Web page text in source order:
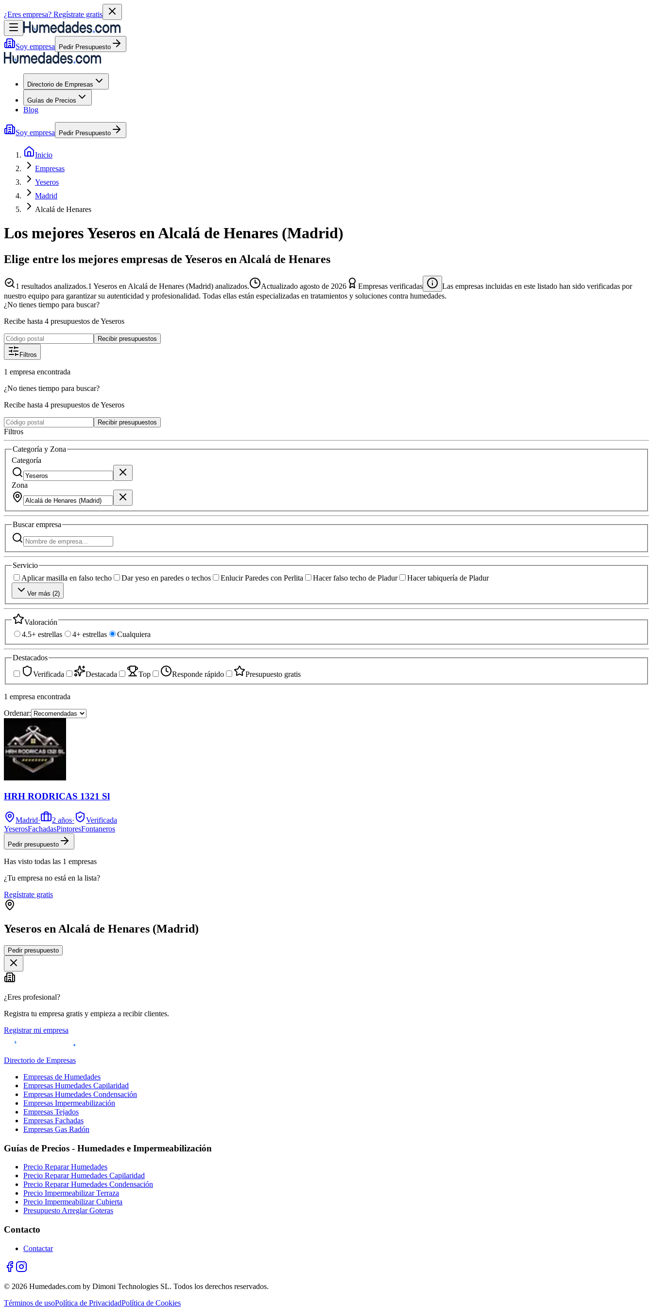
¿Eres empresa? Regístrate gratis
Soy empresa Pedir Presupuesto
Directorio de Empresas
Guías de Precios
Blog
Soy empresa Pedir Presupuesto
Inicio
Empresas
Yeseros
Madrid
Alcalá de Henares
Los mejoresYeseros enAlcalá de Henares (Madrid)
Elige entre los mejores empresas de Yeseros en Alcalá de Henares
1 resultados analizados.1 Yeseros en Alcalá de Henares (Madrid) analizados. Actualizado agosto de 2026 Empresas verificadas
Las empresas incluidas en este listado han sido verificadas por
nuestro equipo para garantizar su autenticidad y profesionalidad. Todas ellas están especializadas en tratamientos y soluciones contra humedades.
¿No tienes tiempo para buscar?
Recibe hasta 4 presupuestos de Yeseros
Recibir presupuestos
Filtros
1 empresa encontrada
¿No tienes tiempo para buscar?
Recibe hasta 4 presupuestos de Yeseros
Recibir presupuestos
Filtros
Categoría y Zona
Categoría
Zona
Buscarempresa
Servicio
Aplicar masilla en falso techo
Dar yeso en paredes o techos Enlucir Paredes con Perlita Hacer falso techo de Pladur Hacer tabiquería de Pladur
Ver más (2)
Valoración
4.5+ estrellas
4+ estrellas Cualquiera
Destacados
Verificada
Destacada Top Responde rápido Presupuesto gratis
1 empresa encontrada
Ordenar:
HRH RODRICAS 1321 Sl
Madrid· 2 años·
Verificada
YeserosFachadasPintoresFontaneros
Pedir presupuesto
Has visto todas las 1 empresas
¿Tu empresa no está en la lista?
Regístrate gratis
Yeseros en Alcalá de Henares (Madrid)
+
−
Pedir presupuesto
¿Eres profesional?
Registra tu empresa gratis y empieza a recibir clientes.
Registrar mi empresa
Directorio de Empresas
Empresas de Humedades
Empresas Humedades Capilaridad
Empresas Humedades Condensación
Empresas Impermeabilización
Empresas Tejados
Empresas Fachadas
Empresas Gas Radón
Guías de Precios - Humedades e Impermeabilización
Precio Reparar Humedades
Precio Reparar Humedades Capilaridad
Precio Reparar Humedades Condensación
Precio Impermeabilizar Terraza
Precio Impermeabilizar Cubierta
Presupuesto Arreglar Goteras
Contacto
Contactar
© 2026 Humedades.com by Dimoni Technologies SL. Todos los derechos reservados.
Términos de usoPolítica de PrivacidadPolítica de Cookies